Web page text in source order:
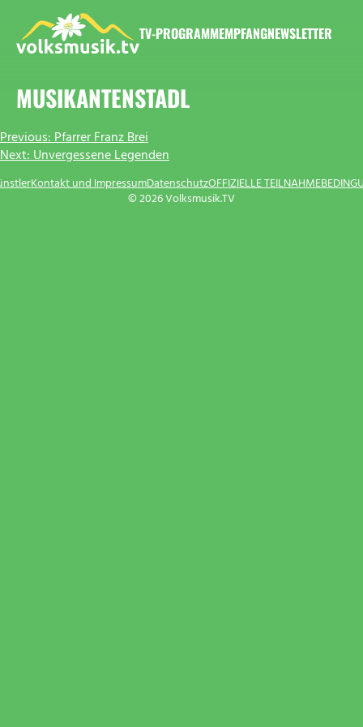
Inhalt
springen
TV-PROGRAMMEMPFANGNEWSLETTER
MUSIKANTENSTADL
BEITRAGSNAVIGATION
Previous:Pfarrer Franz Brei
Next:Unvergessene Legenden
© 2026 Volksmusik.TV
Kontakt und ImpressumDatenschutzOFFIZIELLE